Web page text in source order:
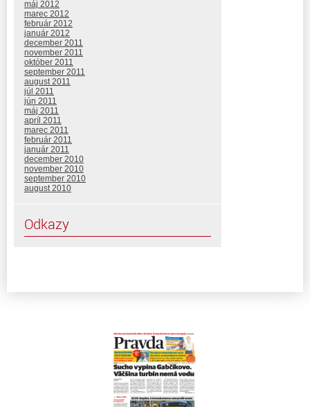
máj 2012
marec 2012
február 2012
január 2012
december 2011
november 2011
október 2011
september 2011
august 2011
júl 2011
jún 2011
máj 2011
apríl 2011
marec 2011
február 2011
január 2011
december 2010
november 2010
september 2010
august 2010
Odkazy